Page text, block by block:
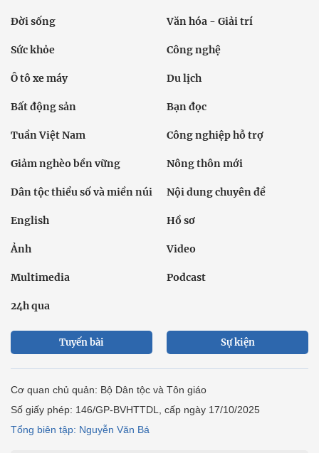
Đời sống Văn hóa - Giải trí
Sức khỏe Công nghệ
Ô tô xe máy Du lịch
Bất động sản Bạn đọc
Tuần Việt Nam Công nghiệp hỗ trợ
Giảm nghèo bền vững Nông thôn mới
Dân tộc thiểu số và miền núi Nội dung chuyên đề
English Hồ sơ
Ảnh Video
Multimedia Podcast
24h qua
Tuyến bài Sự kiện
Cơ quan chủ quản: Bộ Dân tộc và Tôn giáo
Số giấy phép: 146/GP-BVHTTDL, cấp ngày 17/10/2025
Tổng biên tập: Nguyễn Văn Bá